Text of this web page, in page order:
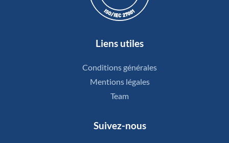
Liens utiles
Conditions générales
Mentions légales
Team
Suivez-nous